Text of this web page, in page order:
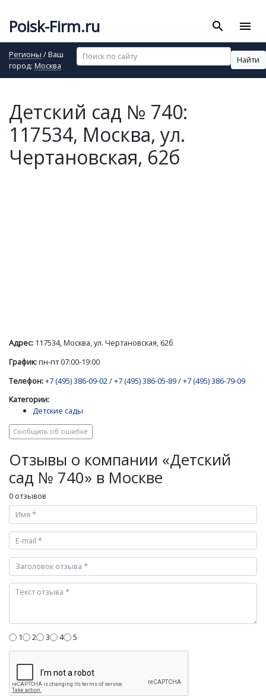
Poisk-Firm.ru search menu
Регионы / Ваш
город: Москва
Найти
Детский сад № 740:
117534, Москва, ул.
Чертановская, 62б
Адрес: 117534, Москва, ул. Чертановская, 62б
График:пн-пт 07:00-19:00
Телефон:+7 (495) 386-09-02 /+7 (495) 386-05-89/+7 (495) 386-79-09
Категории:
Детские сады
Сообщить об ошибке
Отзывы о компании «Детский
сад № 740» в Москве
0 отзывов
1 2 3 4 5